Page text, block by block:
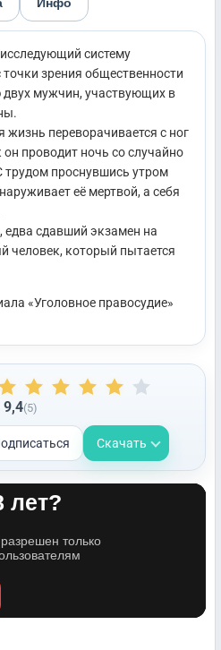
систему
зрения общественности
мужчин, участвующих в
жизнь переворачивается с ног
он проводит ночь со случайно
трудом проснувшись утром
её мертвой, а себя
сдавший экзамен на
человек, который пытается
«Уголовное правосудие»
9,4(5)
Скачать